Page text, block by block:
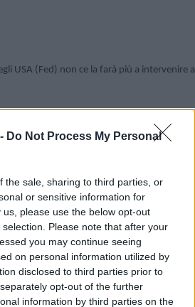
Do Not Process My Personal
the sale, sharing to third parties, or
or sensitive information for
please use the below opt-out
Please note that after your
you may continue seeing
on personal information utilized by
disclosed to third parties prior to
opt-out of the further
information by third parties on the
USA (Fed) non ce la farà più a